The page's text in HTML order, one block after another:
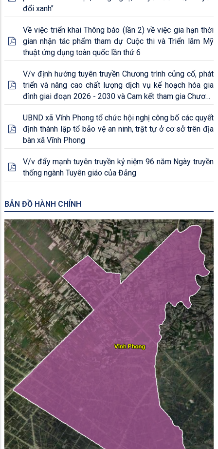
đổi xanh"
Về việc triển khai Thông báo (lần 2) về việc gia hạn thời
gian nhận tác phẩm tham dự Cuộc thi và Triển lãm Mỹ
thuật ứng dụng toàn quốc lần thứ 6
V/v định hướng tuyên truyền Chương trình củng cố, phát
triển và nâng cao chất lượng dịch vụ kế hoạch hóa gia
đình giai đoạn 2026 - 2030 và Cam kết tham gia Chương
trình Kế hoạch hóa gia đình toàn cầu đến năm 2030
(FP2030)
UBND xã Vĩnh Phong tổ chức hội nghị công bố các quyết
định thành lập tổ bảo vệ an ninh, trật tự ở cơ sở trên địa
bàn xã Vĩnh Phong
V/v đẩy mạnh tuyên truyền kỷ niệm 96 năm Ngày truyền
thống ngành Tuyên giáo của Đảng
BẢN ĐỒ HÀNH CHÍNH